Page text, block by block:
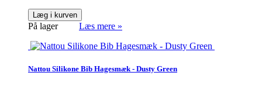
Læg i kurven
På lager Læs mere »
Nattou Silikone Bib Hagesmæk - Dusty Green